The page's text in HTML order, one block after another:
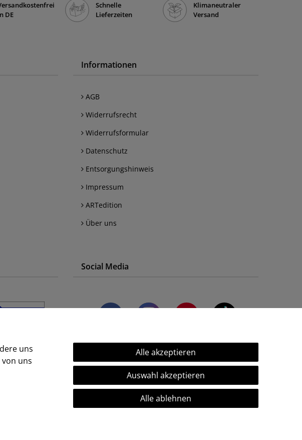
DE
Schnelle
Lieferzeiten
Klimaneutraler
Versand
Informationen
AGB
Widerrufsrecht
Widerrufsformular
Datenschutz
Entsorgungshinweis
Impressum
ARTedition
Über uns
Social Media
uns
uns
Alle akzeptieren
Auswahl akzeptieren
Alle ablehnen